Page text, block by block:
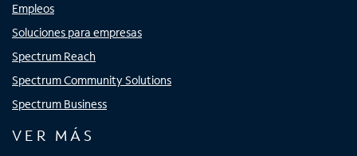
Empleos
Soluciones para empresas
Spectrum Reach
Spectrum Community Solutions
Spectrum Business
VER MÁS